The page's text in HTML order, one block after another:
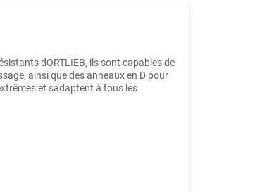
dORTLIEB, ils sont capables de
ainsi que des anneaux en D pour
et sadaptent à tous les